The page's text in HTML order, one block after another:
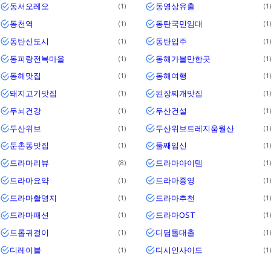
동서오레오 1 동영상유출 1
동천역 1 동탄국민임대 1
동탄신도시 1 동탄입주 1
동피랑전복마을 1 동해가볼만한곳 1
동해맛집 1 동해여행 1
돼지고기맛집 1 된장찌개맛집 1
두뇌건강 1 두산건설 1
두산위브 1 두산위브트레지움월산 1
둔촌동맛집 1 둘째임신 1
드라마리뷰 8 드라마아이템 1
드라마요약 1 드라마종영 1
드라마촬영지 1 드라마추천 1
드라마패션 1 드라마OST 1
드롭귀걸이 1 디딤돌대출 1
디레이블 1 디시인사이드 1